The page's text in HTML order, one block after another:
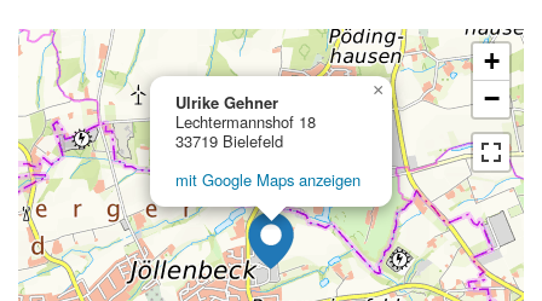
Ulrike Gehner
Lechtermannshof 18
33719 Bielefeld
mit Google Maps anzeigen
×
+
−